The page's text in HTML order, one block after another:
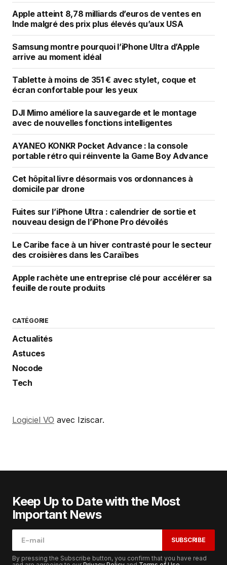
Apple atteint 8,78 milliards d’euros de ventes en
Inde malgré des prix plus élevés qu’aux USA
Samsung montre pourquoi l’iPhone Ultra d’Apple
arrive au moment idéal
Tablette à moins de 351 € avec stylet, coque et
écran confortable pour les yeux
DJI Mimo améliore la sauvegarde et le montage
avec de nouvelles fonctions intelligentes
AYANEO KONKR Pocket Advance : la console
portable rétro qui réinvente la Game Boy Advance
Cet hôpital livre désormais vos ordonnances à
domicile par drone
Fuites sur l’iPhone Ultra : calendrier de sortie et
nouveau design de l’iPhone Pro dévoilés
Le Caribe face à un hiver contrasté pour le secteur
des croisières dans les Caraïbes
Apple rachète une entreprise clé pour accélérer sa
feuille de route produits
CATÉGORIE
Actualités
Astuces
Nocode
Tech
Logiciel VO avec Iziscar.
Keep Up to Date with the Most
Important News
SUBSCRIBE
By pressing the Subscribe button, you confirm that you have read